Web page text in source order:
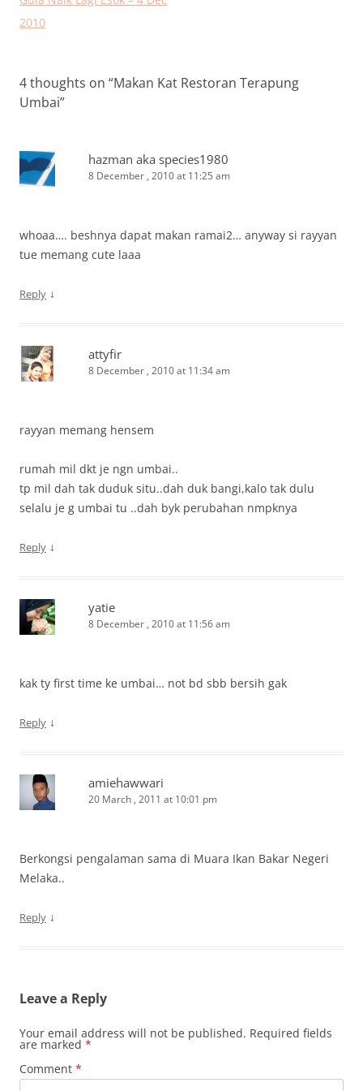
2010
4 thoughts on “Makan Kat Restoran Terapung
Umbai”
hazman aka species1980
8 December , 2010 at 11:25 am
whoaa…. beshnya dapat makan ramai2… anyway si rayyan
tue memang cute laaa
Reply ↓
attyfir
8 December , 2010 at 11:34 am
rayyan memang hensem
rumah mil dkt je ngn umbai..
tp mil dah tak duduk situ..dah duk bangi,kalo tak dulu
selalu je g umbai tu ..dah byk perubahan nmpknya
Reply ↓
yatie
8 December , 2010 at 11:56 am
kak ty first time ke umbai… not bd sbb bersih gak
Reply ↓
amiehawwari
20 March , 2011 at 10:01 pm
Berkongsi pengalaman sama di Muara Ikan Bakar Negeri
Melaka..
Reply ↓
Leave a Reply
Your email address will not be published. Required fields
are marked *
Comment *